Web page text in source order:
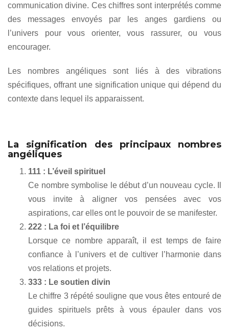
communication divine. Ces chiffres sont interprétés comme
des messages envoyés par les anges gardiens ou
l’univers pour vous orienter, vous rassurer, ou vous
encourager.
Les nombres angéliques sont liés à des vibrations
spécifiques, offrant une signification unique qui dépend du
contexte dans lequel ils apparaissent.
La signification des principaux nombres
angéliques
111 : L’éveil spirituel
Ce nombre symbolise le début d’un nouveau cycle. Il
vous invite à aligner vos pensées avec vos
aspirations, car elles ont le pouvoir de se manifester.
222 : La foi et l’équilibre
Lorsque ce nombre apparaît, il est temps de faire
confiance à l’univers et de cultiver l’harmonie dans
vos relations et projets.
333 : Le soutien divin
Le chiffre 3 répété souligne que vous êtes entouré de
guides spirituels prêts à vous épauler dans vos
décisions.